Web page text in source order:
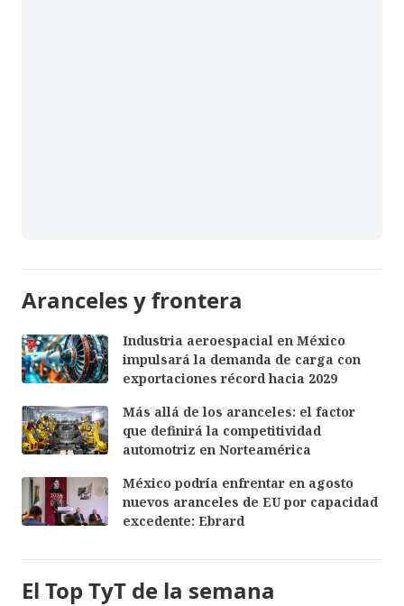
Aranceles y frontera
Industria aeroespacial en México
impulsará la demanda de carga con
exportaciones récord hacia 2029
Más allá de los aranceles: el factor
que definirá la competitividad
automotriz en Norteamérica
México podría enfrentar en agosto
nuevos aranceles de EU por capacidad
excedente: Ebrard
El Top TyT de la semana